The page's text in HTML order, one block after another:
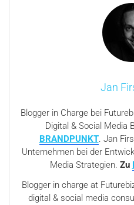
Jan
Blogger in Charge bei
Digital & Social Media
BRANDPUNKT. Jan
Unternehmen bei der
Media Strategien. Zu
Blogger in charge at
digital & social media